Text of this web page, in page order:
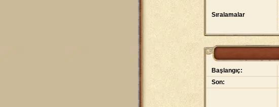
Sıralamalar
Başlangıç:
Son: